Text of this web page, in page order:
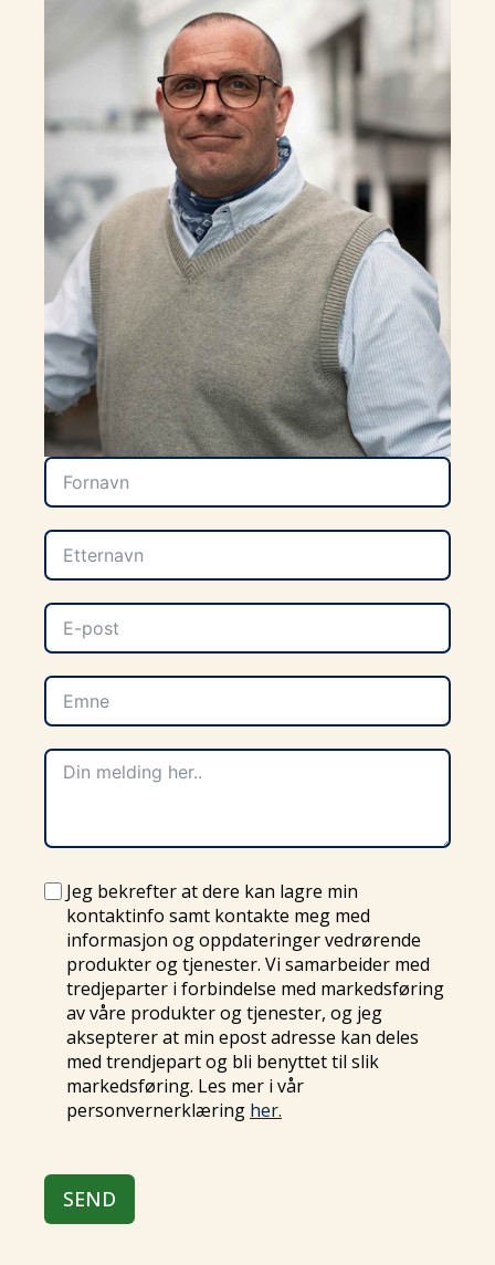
Jeg bekrefter at dere kan lagre min
kontaktinfo samt kontakte meg med
informasjon og oppdateringer vedrørende
produkter og tjenester. Vi samarbeider med
tredjeparter i forbindelse med markedsføring
av våre produkter og tjenester, og jeg
aksepterer at min epost adresse kan deles
med trendjepart og bli benyttet til slik
markedsføring. Les mer i vår
personvernerklæring her.
SEND